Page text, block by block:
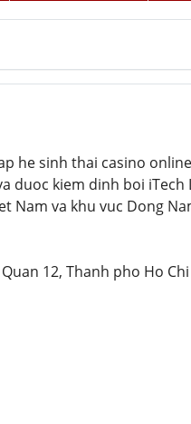
he sinh thai casino
duoc kiem dinh boi
va khu vuc Dong
12, Thanh pho Ho